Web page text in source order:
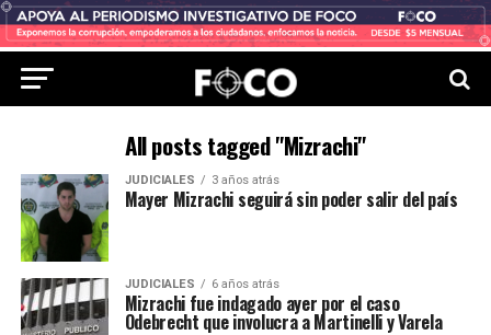
All posts tagged "Mizrachi"
JUDICIALES 3 años atrás
Mayer Mizrachi seguirá sin poder salir del país
JUDICIALES 6 años atrás
Mizrachi fue indagado ayer por el caso
Odebrecht que involucra a Martinelli y Varela